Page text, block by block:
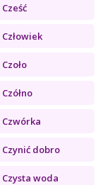
Cześć
Człowiek
Czoło
Czółno
Czwórka
Czynić dobro
Czysta woda